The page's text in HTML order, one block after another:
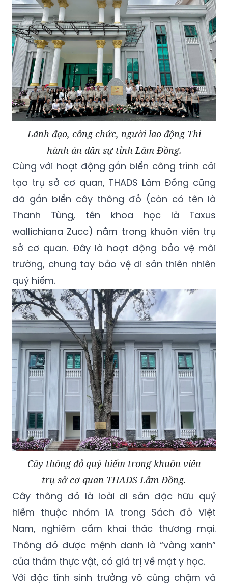
Lãnh đạo, công chức, người lao động Thi
hành án dân sự tỉnh Lâm Đồng.
Cùng với hoạt động gắn biển công trình cải
tạo trụ sở cơ quan, THADS Lâm Đồng cũng
đã gắn biển cây thông đỏ (còn có tên là
Thanh Tùng, tên khoa học là Taxus
wallichiana Zucc) nằm trong khuôn viên trụ
sở cơ quan. Đây là hoạt động bảo vệ môi
trường, chung tay bảo vệ di sản thiên nhiên
quý hiếm.
Cây thông đỏ quý hiếm trong khuôn viên
trụ sở cơ quan THADS Lâm Đồng.
Cây thông đỏ là loài di sản đặc hữu quý
hiếm thuộc nhóm 1A trong Sách đỏ Việt
Nam, nghiêm cấm khai thác thương mại.
Thông đỏ được mệnh danh là “vàng xanh”
của thảm thực vật, có giá trị về mặt y học.
Với đặc tính sinh trưởng vô cùng chậm và